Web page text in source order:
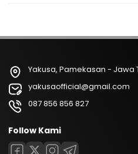
Yakusa, Pamekasan - Jawa
yakusaofficial@gmail.com
087 856 856 827
Follow Kami